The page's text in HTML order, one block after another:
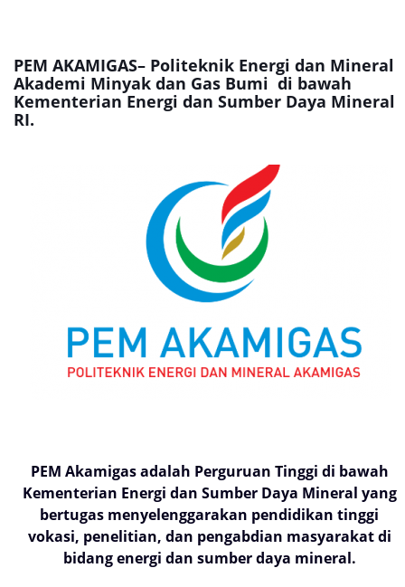
PEM AKAMIGAS– Politeknik Energi dan Mineral
Akademi Minyak dan Gas Bumi di bawah
Kementerian Energi dan Sumber Daya Mineral
RI.
PEM Akamigas adalah Perguruan Tinggi di bawah
Kementerian Energi dan Sumber Daya Mineral yang
bertugas menyelenggarakan pendidikan tinggi
vokasi, penelitian, dan pengabdian masyarakat di
bidang energi dan sumber daya mineral.